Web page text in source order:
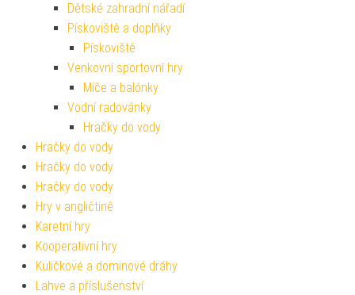
Dětské zahradní nářadí
Pískoviště a doplňky
Pískoviště
Venkovní sportovní hry
Míče a balónky
Vodní radovánky
Hračky do vody
Hračky do vody
Hračky do vody
Hračky do vody
Hry v angličtině
Karetní hry
Kooperativní hry
Kuličkové a dominové dráhy
Lahve a příslušenství